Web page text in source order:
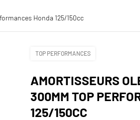
Honda 125/150cc
TOP PERFORMANCES
AMORTISSEURS
300MM TOP
125/150CC